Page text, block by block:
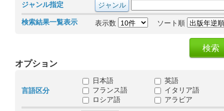
ジャンル指定
検索結果一覧表示 表示数 ソート順
オプション
言語区分
日本語
英語
フランス語
イタリア語
ロシア語
アラビア